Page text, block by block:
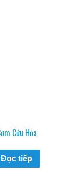
Cứu Hỏa
Đọc tiếp